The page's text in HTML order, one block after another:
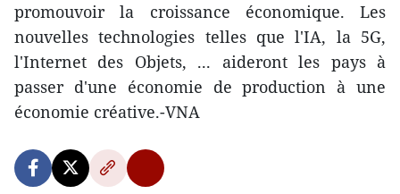
promouvoir la croissance économique. Les
nouvelles technologies telles que l'IA, la 5G,
l'Internet des Objets, ... aideront les pays à
passer d'une économie de production à une
économie créative.-VNA